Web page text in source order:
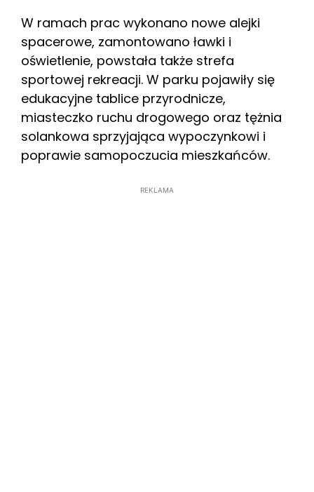
W ramach prac wykonano nowe alejki
spacerowe, zamontowano ławki i
oświetlenie, powstała także strefa
sportowej rekreacji. W parku pojawiły się
edukacyjne tablice przyrodnicze,
miasteczko ruchu drogowego oraz tężnia
solankowa sprzyjająca wypoczynkowi i
poprawie samopoczucia mieszkańców.
REKLAMA